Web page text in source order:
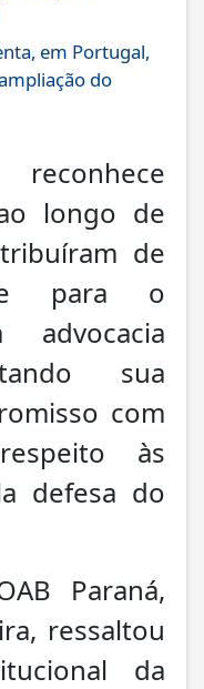
em Portugal,
do
longo de
de
para o
advocacia
sua
com
às
defesa do
Paraná,
ressaltou
da